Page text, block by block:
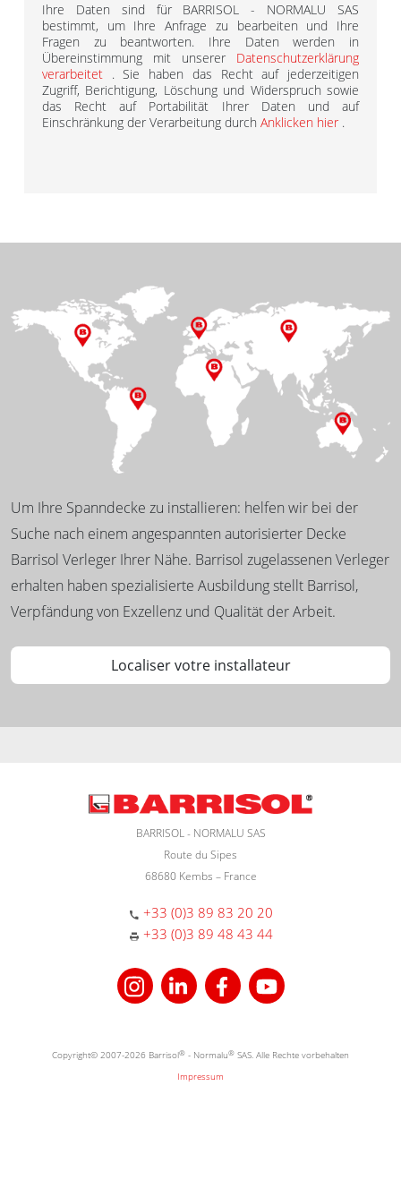
Ihre Daten sind für BARRISOL - NORMALU SAS
bestimmt, um Ihre Anfrage zu bearbeiten und Ihre
Fragen zu beantworten. Ihre Daten werden in
Übereinstimmung mit unserer Datenschutzerklärung
verarbeitet . Sie haben das Recht auf jederzeitigen
Zugriff, Berichtigung, Löschung und Widerspruch sowie
das Recht auf Portabilität Ihrer Daten und auf
Einschränkung der Verarbeitung durch Anklicken hier .
Um Ihre Spanndecke zu installieren: helfen wir bei der
Suche nach einem angespannten autorisierter Decke
Barrisol Verleger Ihrer Nähe. Barrisol zugelassenen Verleger
erhalten haben spezialisierte Ausbildung stellt Barrisol,
Verpfändung von Exzellenz und Qualität der Arbeit.
Localiser votre installateur
BARRISOL - NORMALU SAS
Route du Sipes
68680 Kembs – France
+33 (0)3 89 83 20 20
+33 (0)3 89 48 43 44
Copyright© 2007-2026 Barrisol® - Normalu® SAS. Alle Rechte vorbehalten
Impressum